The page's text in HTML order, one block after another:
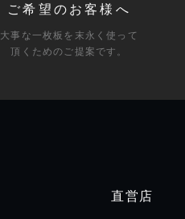
ご希望のお客様へ
大事な一枚板を末永く使って
頂くためのご提案です。
直営店